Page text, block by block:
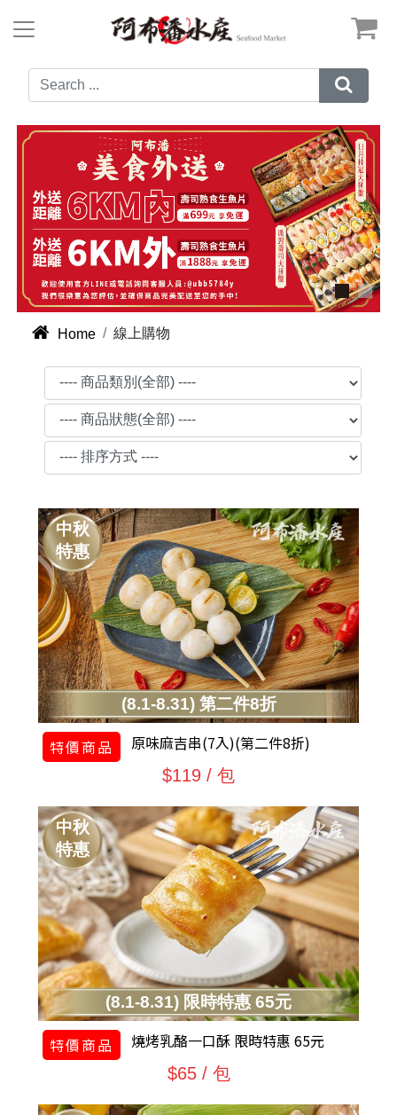


 Home 線上購物
(8.1-8.31) 第二件8折
中秋
特惠
特價商品 原味麻吉串(7入)(第二件8折)
$119 / 包
(8.1-8.31) 限時特惠 65元
中秋
特惠
特價商品 燒烤乳酪一口酥 限時特惠 65元
$65 / 包